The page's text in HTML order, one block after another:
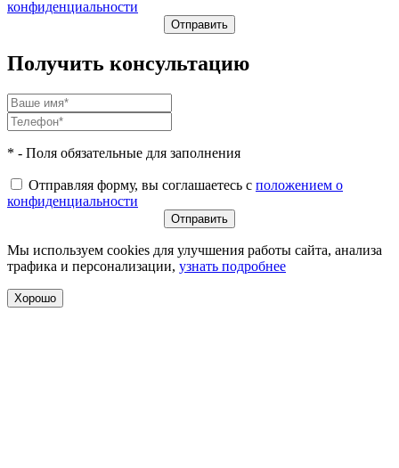
конфиденциальности
Получить консультацию
* - Поля обязательные для заполнения
Отправляя форму, вы соглашаетесь с положением о
конфиденциальности
Мы используем cookies для улучшения работы сайта, анализа
трафика и персонализации, узнать подробнее
Хорошо